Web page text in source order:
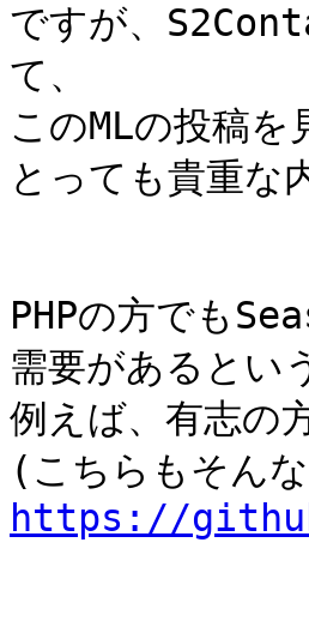
ですが、
て、
このMLの投稿
とっても貴重な
PHPの方でも
需要があるとい
例えば、有志の
https://